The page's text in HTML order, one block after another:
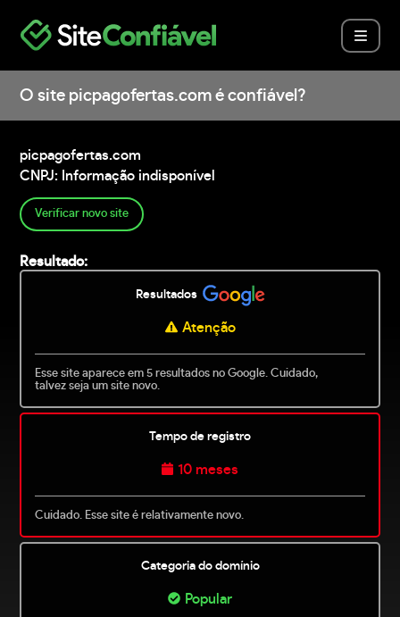
O site picpagofertas.com é confiável?
picpagofertas.com
CNPJ: Informação indisponível
Verificar novo site
Resultado:
Resultados
Atenção
Esse site aparece em 5 resultados no Google. Cuidado,
talvez seja um site novo.
Tempo de registro
10 meses
Cuidado. Esse site é relativamente novo.
Categoria do domínio
Popular